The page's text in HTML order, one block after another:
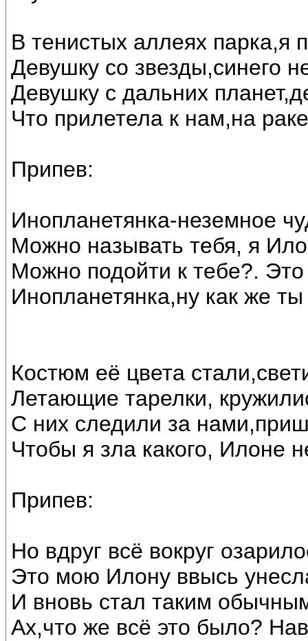
В тенистых аллеях парка,я
Девушку со звезды,синего
Девушку с дальних
Что прилетела к нам,на
Припев:
Инопланетянка-неземное
Можно называть тебя, я
Можно подойти к тебе?.
Инопланетянка,ну как же
Костюм её цвета
Летающие тарелки,
С них следили за
Чтобы я зла какого, Илоне
Припев:
Но вдруг всё вокруг
Это мою Илону ввысь
И вновь стал таким
Ах,что же всё это было?